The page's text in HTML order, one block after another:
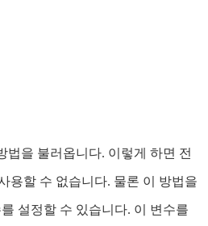
법을 불러옵니다. 이렇게 하면 전
용할 수 없습니다. 물론 이 방법을
설정할 수 있습니다. 이 변수를